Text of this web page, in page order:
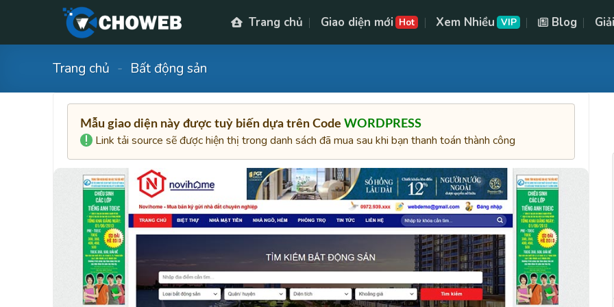
content
Trang chủ Giao diện mới Hot Xem Nhiều VIP Blog
Trang chủ - Bất động sản
Mẫu giao diện này được tuỳ biến dựa trên CodeWORDPRESS
Link tải source sẽ được hiện thị trong danh sách đã mua sau khi bạn thanh toán thành công